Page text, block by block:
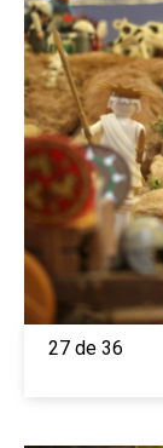
27 de 36